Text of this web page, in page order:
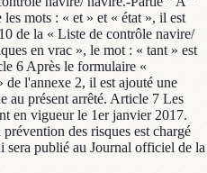
mots : « et » et « état », il est
de la « Liste de contrôle navire/
en vrac », le mot : « tant » est
6 Après le formulaire «
de l'annexe 2, il est ajouté une
au présent arrêté. Article 7 Les
en vigueur le 1er janvier 2017.
des risques est chargé
sera publié au Journal officiel de la